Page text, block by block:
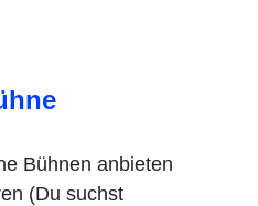
Bühnen anbieten
(Du suchst